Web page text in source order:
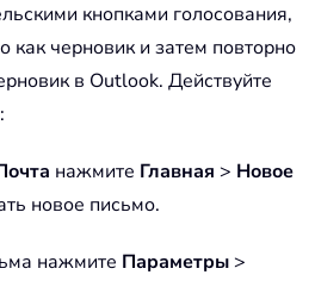
кнопками голосования,
как черновик и затем повторно
в Outlook. Действуйте
нажмите Главная > Новое
новое письмо.
нажмите Параметры >